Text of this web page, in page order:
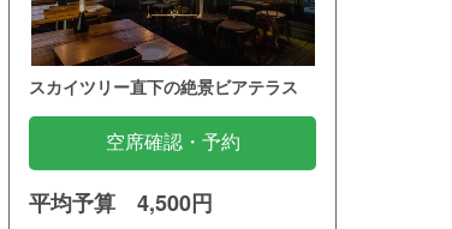
スカイツリー直下の絶景ビアテラス
空席確認・予約
平均予算 4,500円